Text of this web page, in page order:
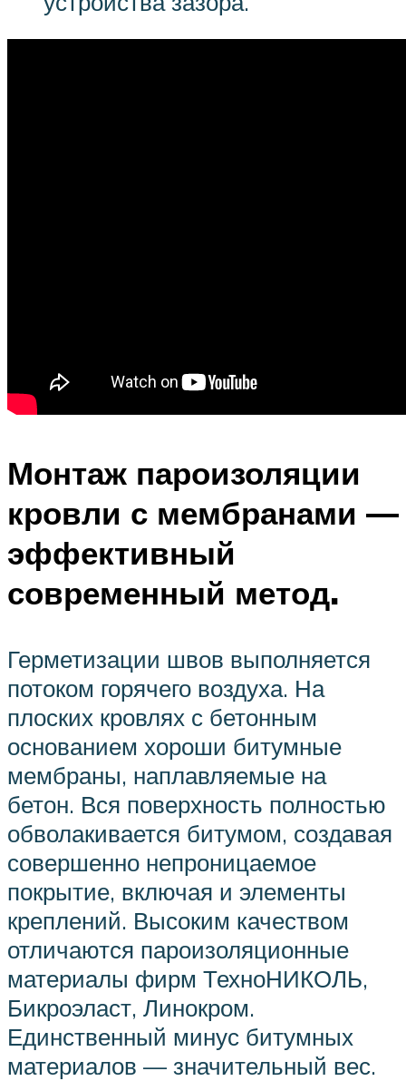
Монтаж пароизоляции
кровли с мембранами —
эффективный
современный метод.
Герметизации швов выполняется
потоком горячего воздуха. На
плоских кровлях с бетонным
основанием хороши битумные
мембраны, наплавляемые на
бетон. Вся поверхность полностью
обволакивается битумом, создавая
совершенно непроницаемое
покрытие, включая и элементы
креплений. Высоким качеством
отличаются пароизоляционные
материалы фирм ТехноНИКОЛЬ,
Бикроэласт, Линокром.
Единственный минус битумных
материалов — значительный вес.